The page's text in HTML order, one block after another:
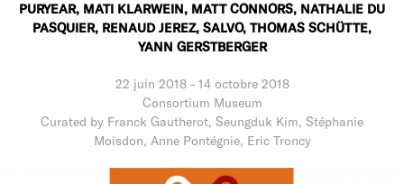
PURYEAR, MATI KLARWEIN, MATT CONNORS, NATHALIE DU
PASQUIER, RENAUD JEREZ, SALVO, THOMAS SCHÜTTE,
YANN GERSTBERGER
22 juin 2018- 14 octobre 2018
Consortium Museum
Curated by Franck Gautherot, Seungduk Kim, Stéphanie
Moisdon, Anne Pontégnie, Eric Troncy